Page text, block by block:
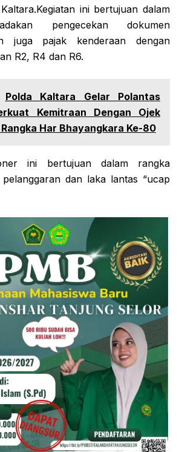
ini bertujuan dalam
pengecekan dokumen
juga pajak kenderaan dengan
R2, R4 dan R6.
Polda Kaltara Gelar Polantas
Kemitraan Dengan Ojek
Har Bhayangkara Ke-80
ini bertujuan dalam rangka
dan laka lantas “ucap